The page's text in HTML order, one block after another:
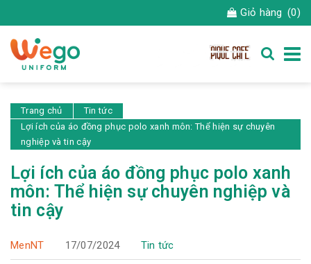
Giỏ hàng (0)
Trang chủ
Tin tức
Lợi ích của áo đồng phục polo xanh môn: Thể hiện sự chuyên
nghiệp và tin cậy
Lợi ích của áo đồng phục polo xanh
môn: Thể hiện sự chuyên nghiệp và
tin cậy
MenNT 17/07/2024 Tin tức